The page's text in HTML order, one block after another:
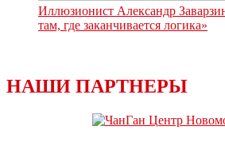
Иллюзионист Александр
там, где заканчивается логика»
НАШИ ПАРТНЕРЫ